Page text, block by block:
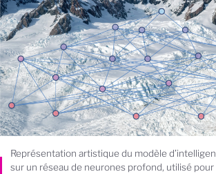
Représentation artistique du modèle
sur un réseau de neurones profond, utilisé pour